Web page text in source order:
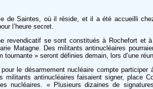
de Saintes, où il réside, et il a été accueilli
l’heure secret.
revendicatif se sont constitués à Rochefort et
Matagne. Des militants antinucléaires
» seront définies demain, lors d’une
le désarmement nucléaire compte participer
militants antinucléaires faisaient signer, place
nucléaires. « Plusieurs dizaines de